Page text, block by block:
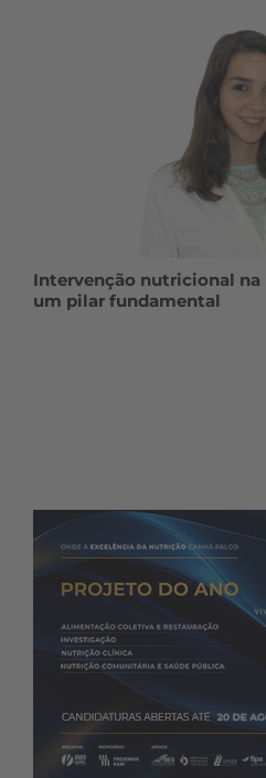
Intervenção nutricional na
um pilar fundamental